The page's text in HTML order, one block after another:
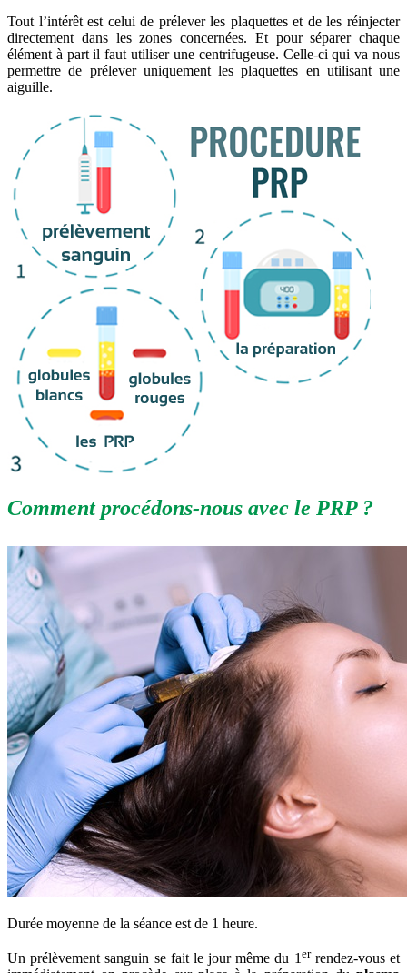
Tout l’intérêt est celui de prélever les plaquettes et de les réinjecter
directement dans les zones concernées. Et pour séparer chaque
élément à part il faut utiliser une centrifugeuse. Celle-ci qui va nous
permettre de prélever uniquement les plaquettes en utilisant une
aiguille.
Comment procédons-nous avec le PRP ?
Durée moyenne de la séance est de 1 heure.
Un prélèvement sanguin se fait le jour même du 1errendez-vous et